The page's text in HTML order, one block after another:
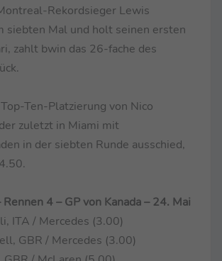
Rekordsieger Lewis
siebten Mal und holt seinen ersten
zahlt bwin das 26-fache des
Ten-Platzierung von Nico
zuletzt in Miami mit
in der siebten Runde ausschied,
4 – GP von Kanada – 24. Mai
ITA / Mercedes (3.00)
GBR / Mercedes (3.00)